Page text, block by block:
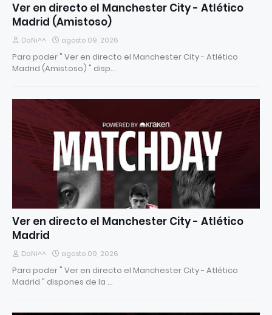
Ver en directo el Manchester City - Atlético
Madrid (Amistoso)
DaNi^^ agosto 09, 2026
Para poder " Ver en directo el Manchester City - Atlético
Madrid (Amistoso) " disp…
Ver en directo el Manchester City - Atlético
Madrid
DaNi^^ agosto 09, 2026
Para poder " Ver en directo el Manchester City - Atlético
Madrid " dispones de la …